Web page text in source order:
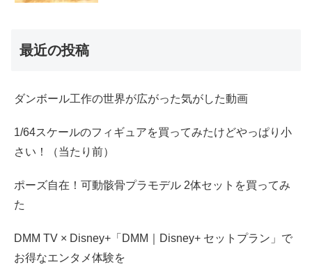
最近の投稿
ダンボール工作の世界が広がった気がした動画
1/64スケールのフィギュアを買ってみたけどやっぱり小
さい！（当たり前）
ポーズ自在！可動骸骨プラモデル 2体セットを買ってみ
た
DMM TV × Disney+「DMM｜Disney+ セットプラン」で
お得なエンタメ体験を